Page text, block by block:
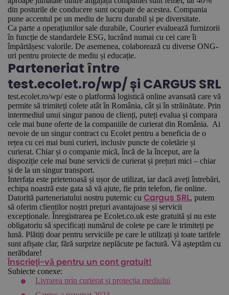
din posturile de conducere sunt ocupate de acestea. Compania
pune accentul pe un mediu de lucru durabil și pe diversitate.
Ca parte a operațiunilor sale durabile, Courier evaluează furnizorii
în funcție de standardele ESG, lucrând numai cu cei care îi
împărtășesc valorile. De asemenea, colaborează cu diverse ONG-
uri pentru proiecte de mediu și educație.
Parteneriat între
test.ecolet.ro/wp/ și CARGUS SRL
test.ecolet.ro/wp/ este o platformă logistică online avansată care vă
permite să trimiteți colete atât în România, cât și în străinătate. Prin
intermediul unui singur panou de clienți, puteți evalua și compara
cele mai bune oferte de la companiile de curierat din România. Ai
nevoie de un singur contract cu Ecolet pentru a beneficia de o
rețea cu cei mai buni curieri, inclusiv puncte de coletărie și
curierat. Chiar și o companie mică, încă de la început, are la
dispoziție cele mai bune servicii de curierat și prețuri mici – chiar
și de la un singur transport.
Interfața este prietenoasă și ușor de utilizat, iar dacă aveți întrebări,
echipa noastră este gata să vă ajute, fie prin telefon, fie online.
Datorită parteneriatului nostru puternic cu Cargus SRL, putem
să oferim clienților noștri prețuri avantajoase și servicii
excepționale. Înregistrarea pe Ecolet.co.uk este gratuită și nu este
obligatoriu să specificați numărul de colete pe care le trimiteți pe
lună. Plătiți doar pentru serviciile pe care le utilizați și toate tarifele
sunt afișate clar, fără surprize neplăcute pe factură. Vă așteptăm cu
nerăbdare!
Înscrieți-vă pentru un cont gratuit!
Subiecte conexe:
Livrarea prin curierat și protecția mediului